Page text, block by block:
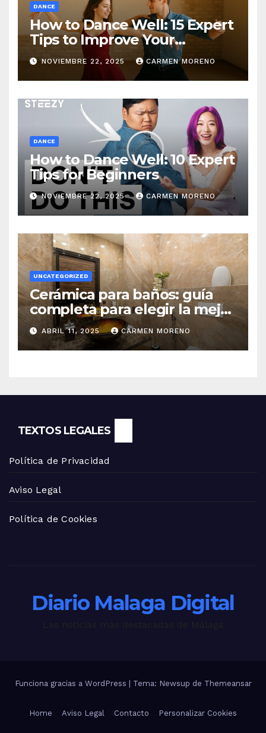
DANCE
How to Dance Well: 15 Expert
Tips to Improve Your
Dancing Skills Fast
NOVIEMBRE 22, 2025 CARMEN MORENO
DANCE
How to Dance Well: 10 Expert
Tips for Beginners
NOVIEMBRE 22, 2025 CARMEN MORENO
UNCATEGORIZED
Cerámica para baños: guía
completa para elegir la mejor
opción
ABRIL 11, 2025 CARMEN MORENO
TEXTOS LEGALES
Política de Privacidad
Aviso Legal
Política de Cookies
Diario Malaga Digital
Funciona gracias a WordPress Tema: Newsup de Themeansar
Home Aviso Legal Contacto Personalizar Cookies